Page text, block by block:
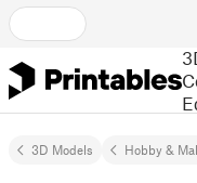
3D Models Hobby &